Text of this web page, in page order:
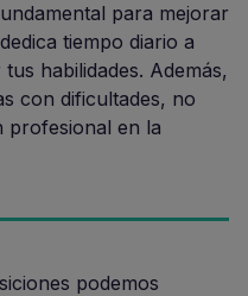
para mejorar
tiempo diario a
habilidades. Además,
con dificultades, no
profesional en la
podemos